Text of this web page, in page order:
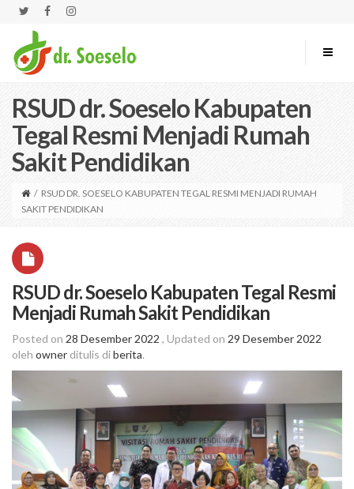
RSUD dr. Soeselo Kabupaten
Tegal Resmi Menjadi Rumah
Sakit Pendidikan
/ RSUD DR. SOESELO KABUPATEN TEGAL RESMI MENJADI RUMAH
SAKIT PENDIDIKAN
RSUD dr. Soeselo Kabupaten Tegal Resmi
Menjadi Rumah Sakit Pendidikan
Posted on 28 Desember 2022 , Updated on 29 Desember 2022
oleh owner ditulis diberita.